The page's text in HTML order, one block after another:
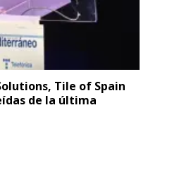
Tile of Spain
de la última